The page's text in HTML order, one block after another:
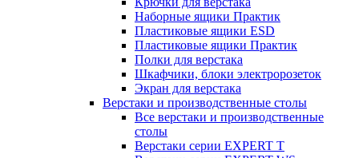
Наборные ящики Практик
Пластиковые ящики ESD
Пластиковые ящики Практик
Полки для верстака
Шкафчики, блоки электророзеток
Экран для верстака
Верстаки и производственные столы
Все верстаки и производственные
столы
Верстаки серии EXPERT T